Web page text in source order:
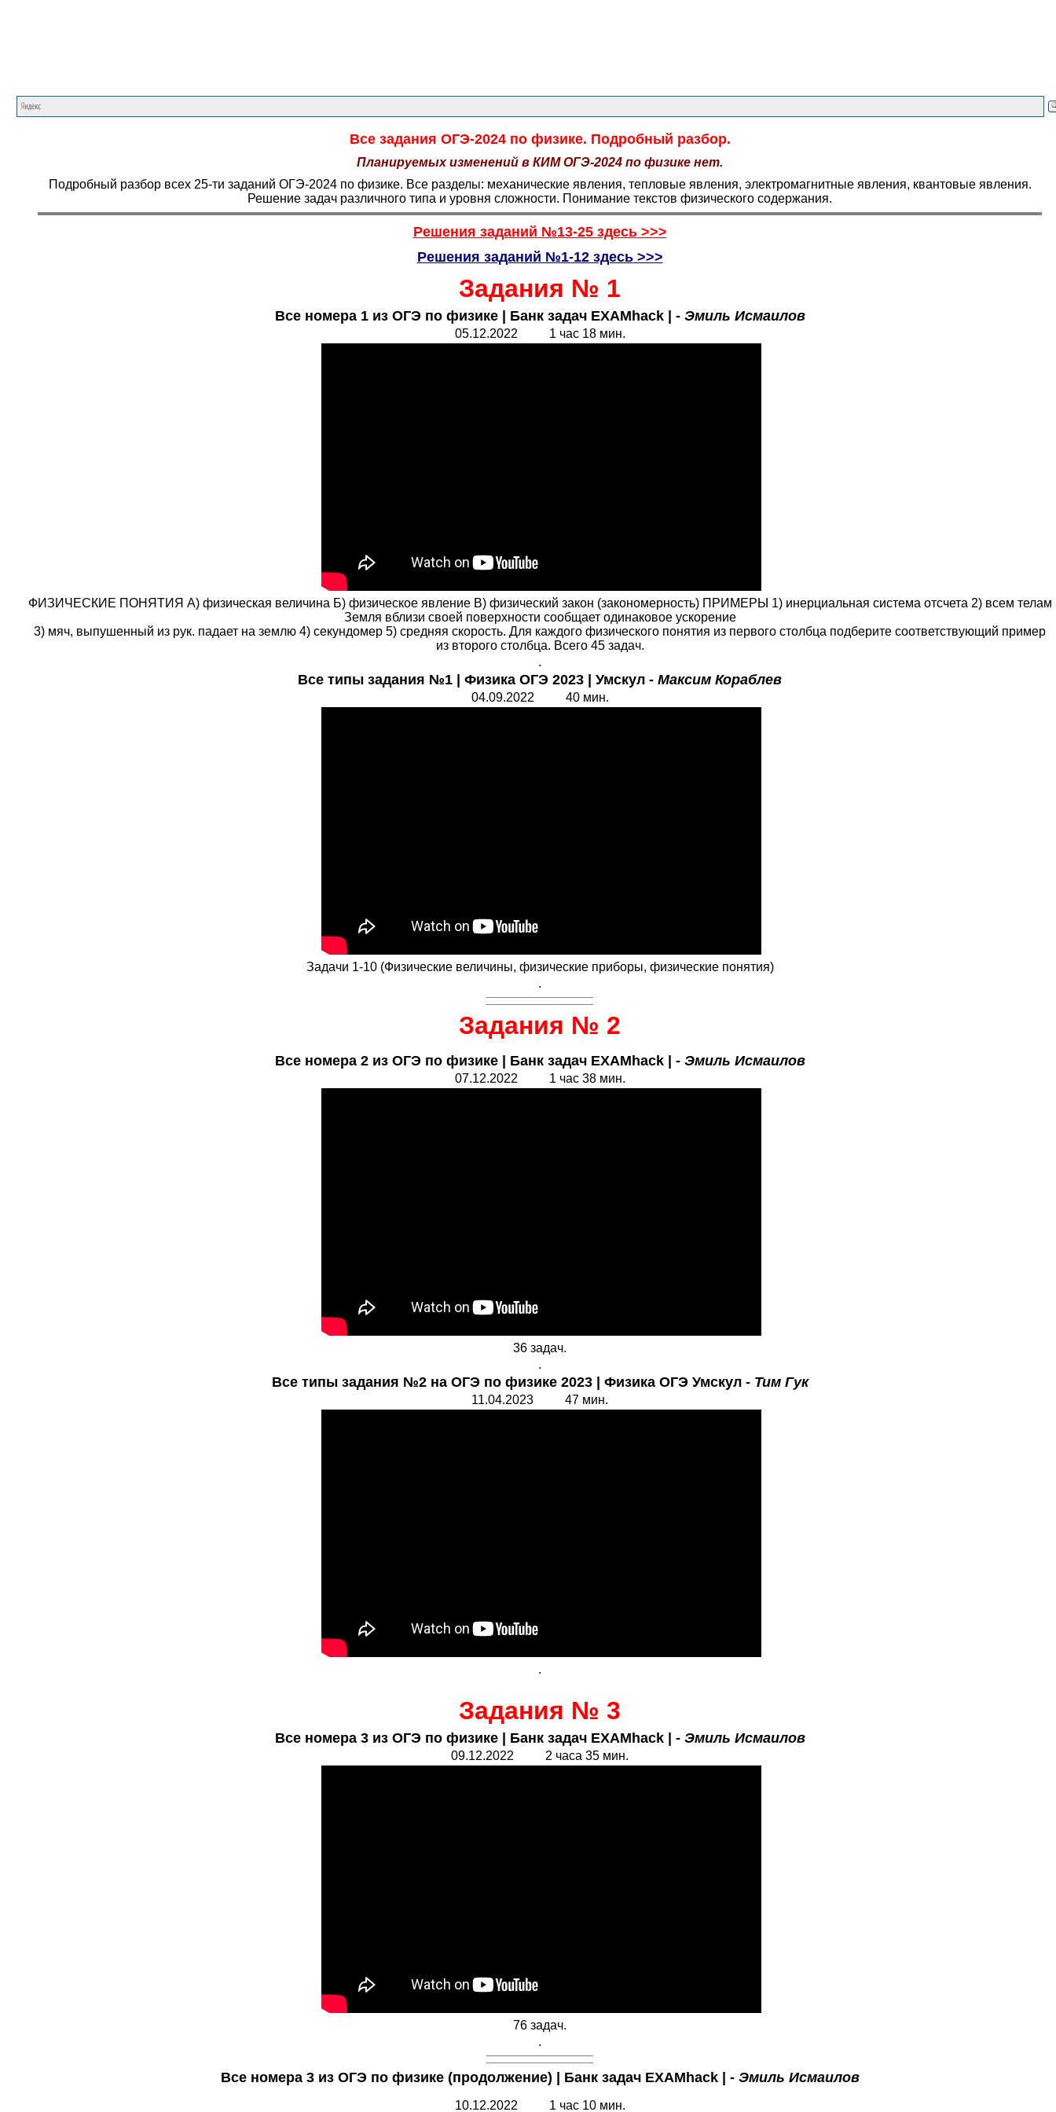
Все задания ОГЭ-2024 по физике. Подробный разбор.
Планируемых изменений в КИМ ОГЭ-2024 по физике нет.
Подробный разбор всех 25-ти заданий ОГЭ-2024 по физике. Все разделы: механические явления, тепловые явления, электромагнитные явления, квантовые явления.
Решение задач различного типа и уровня сложности. Понимание текстов физического содержания.
Решения заданий №13-25 здесь>>>
Решения заданий №1-12 здесь>>>
Задания № 1
Все номера 1 из ОГЭ по физике | Банк задач EXAMhack | - Эмиль Исмаилов
05.12.2022 1 час 18 мин.
ФИЗИЧЕСКИЕ ПОНЯТИЯ A) физическая величина Б) физическое явление B) физический закон (закономерность) ПРИМЕРЫ 1) инерциальная система отсчета 2) всем телам
Земля вблизи своей поверхности сообщает одинаковое ускорение
3) мяч, выпушенный из рук. падает на землю 4) секундомер 5) средняя скорость. Для каждого физического понятия из первого столбца подберите соответствующий пример
из второго столбца. Всего 45 задач.
.
Все типы задания №1 | Физика ОГЭ 2023 | Умскул - Максим Кораблев
04.09.2022 40 мин.
Задачи 1-10 (Физические величины, физические приборы, физические понятия)
.
Задания № 2
Все номера 2 из ОГЭ по физике | Банк задач EXAMhack | - Эмиль Исмаилов
07.12.2022 1 час 38 мин.
36 задач.
.
Все типы задания №2 на ОГЭ по физике 2023 | Физика ОГЭ Умскул - Тим Гук
11.04.2023 47 мин.
.
Задания № 3
Все номера 3 из ОГЭ по физике | Банк задач EXAMhack | - Эмиль Исмаилов
09.12.2022 2 часа 35 мин.
76 задач.
.
Все номера 3 из ОГЭ по физике (продолжение) | Банк задач EXAMhack | - Эмиль Исмаилов
10.12.2022 1 час 10 мин.